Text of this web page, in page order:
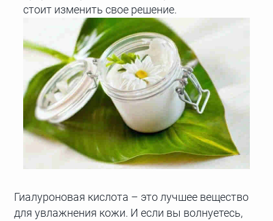
стоит изменить свое решение.
Гиалуроновая кислота – это лучшее вещество
для увлажнения кожи. И если вы волнуетесь,